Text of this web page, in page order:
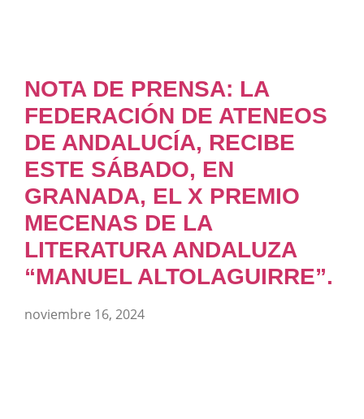
NOTA DE PRENSA: LA
FEDERACIÓN DE ATENEOS
DE ANDALUCÍA, RECIBE
ESTE SÁBADO, EN
GRANADA, EL X PREMIO
MECENAS DE LA
LITERATURA ANDALUZA
“MANUEL ALTOLAGUIRRE”.
noviembre 16, 2024